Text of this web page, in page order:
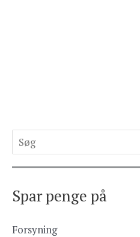
Spar penge på
Forsyning